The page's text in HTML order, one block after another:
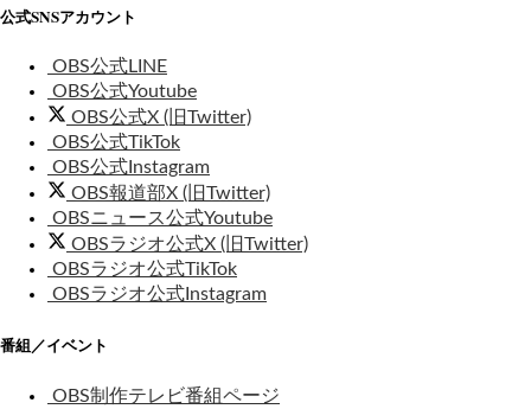
公式SNSアカウント
OBS公式LINE
OBS公式Youtube
OBS公式X (旧Twitter)
OBS公式TikTok
OBS公式Instagram
OBS報道部X (旧Twitter)
OBSニュース公式Youtube
OBSラジオ公式X (旧Twitter)
OBSラジオ公式TikTok
OBSラジオ公式Instagram
番組／イベント
OBS制作テレビ番組ページ